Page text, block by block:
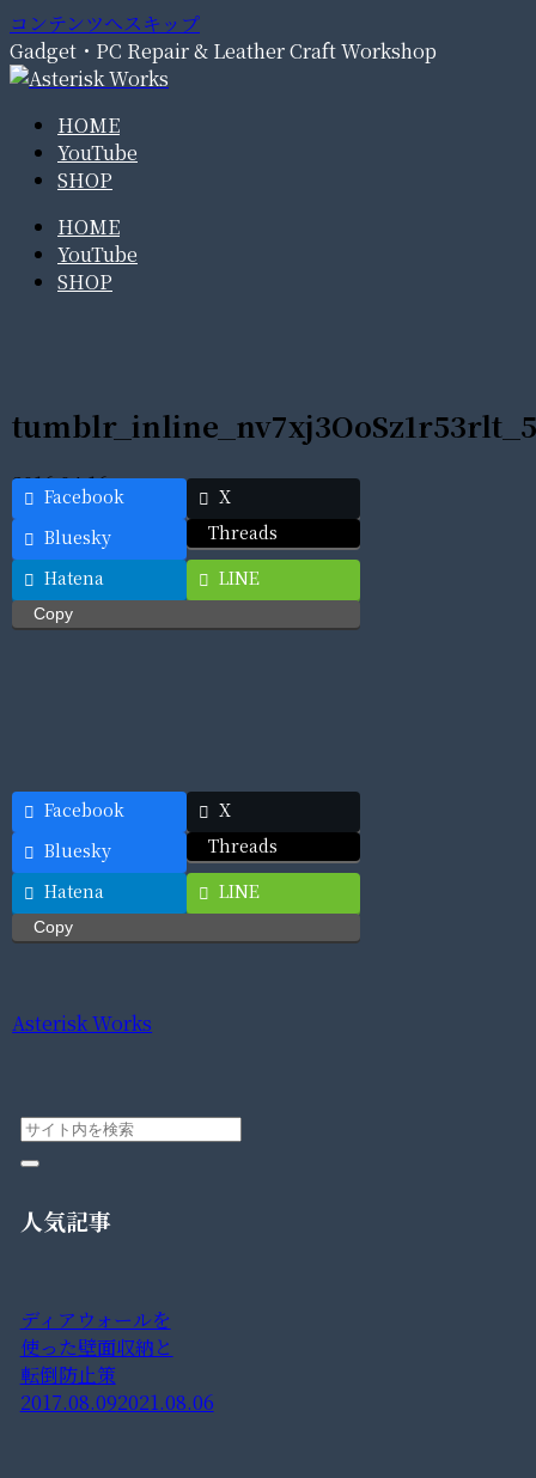
コンテンツへスキップ
Gadget・PC Repair & Leather Craft Workshop
HOME
YouTube
SHOP
HOME
YouTube
SHOP
2016.04.16
Facebook
X
Bluesky
Threads
Hatena
LINE
Copy
Facebook
X
Bluesky
Threads
Hatena
LINE
Copy
Asterisk Works
人気記事
ディアウォールを
使った壁面収納と
転倒防止策
2017.08.092021.08.06